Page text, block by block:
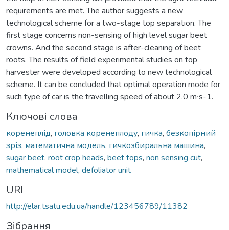
requirements are met. The author suggests a new
technological scheme for a two-stage top separation. The
first stage concerns non-sensing of high level sugar beet
crowns. And the second stage is after-cleaning of beet
roots. The results of field experimental studies on top
harvester were developed according to new technological
scheme. It can be concluded that optimal operation mode for
such type of car is the travelling speed of about 2.0 m∙s-1.
Ключові слова
коренеплід, головка коренеплоду, гичка, безкопірний
зріз, математична модель, гичкозбиральна машина,
sugar beet, root crop heads, beet tops, non sensing cut,
mathematical model, defoliator unit
URI
http://elar.tsatu.edu.ua/handle/123456789/11382
Зібрання